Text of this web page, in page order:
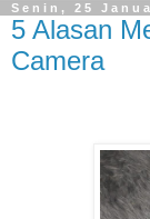
Senin, 25
5 Alasan
Camera